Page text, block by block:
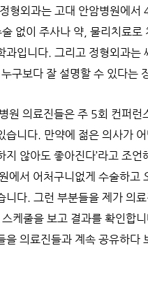
형외과는 고대 안암병원에
없이 주사나 약, 물리치료
과입니다. 그리고 정형외과
구보다 잘 설명할 수 있다는
원 의료진들은 주 5회 컨퍼
습니다. 만약에 젊은 의사가
지 않아도 좋아진다’라고 조
에서 어처구니없게 수술하고
니다. 그런 부분들을 제가 의
케줄을 보고 결과를 확인합
을 의료진들과 계속 공유하다